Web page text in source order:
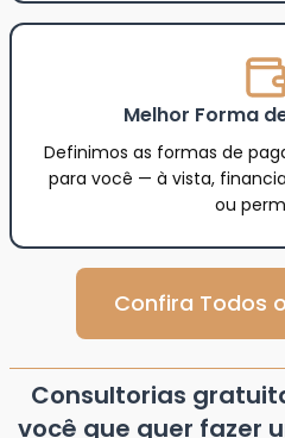
Melhor Forma
Definimos as formas de
para você — à vista,
ou
Confira Todos
Consultorias
você que quer fazer